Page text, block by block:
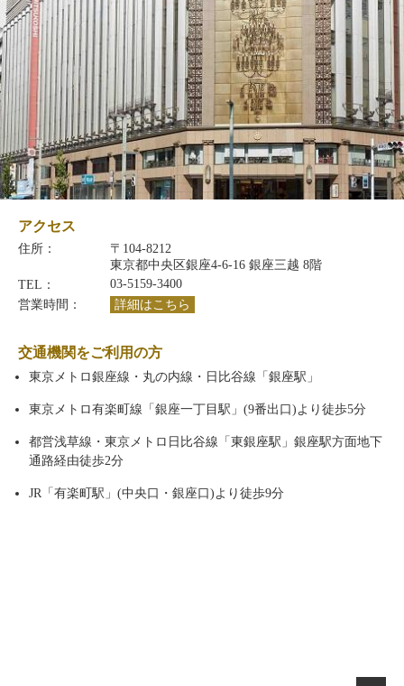
アクセス
住所：
〒104-8212
東京都中央区銀座4-6-16 銀座三越 8階
TEL：
03-5159-3400
営業時間：
詳細はこちら
交通機関をご利用の方
東京メトロ銀座線・丸の内線・日比谷線「銀座駅」
東京メトロ有楽町線「銀座一丁目駅」(9番出口)より徒歩5分
都営浅草線・東京メトロ日比谷線「東銀座駅」銀座駅方面地下
通路経由徒歩2分
JR「有楽町駅」(中央口・銀座口)より徒歩9分